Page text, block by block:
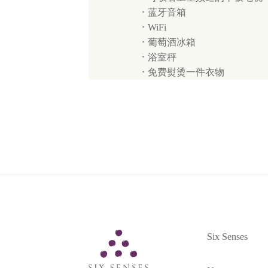
蓝牙音箱
WiFi
葡萄酒冰箱
浴室秤
免费熨烫一件衣物
Six Senses